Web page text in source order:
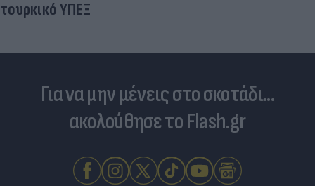
Για να μην μένεις στο σκοτάδι...
ακολούθησε το Flash.gr